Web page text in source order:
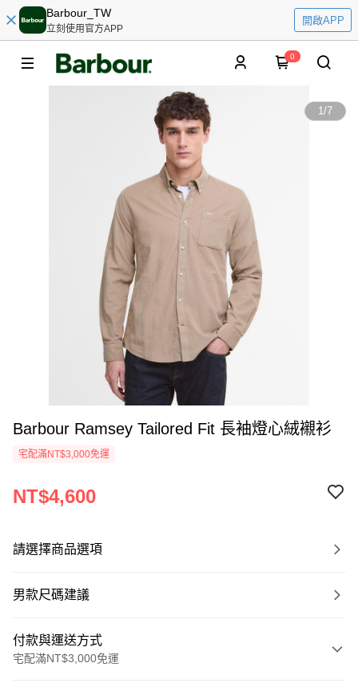
Barbour_TW
立刻使用官方APP
開啟APP
0
1/7
Barbour Ramsey Tailored Fit 長袖燈心絨襯衫
宅配滿NT$3,000免運
NT$4,600
請選擇商品選項
男款尺碼建議
付款與運送方式
宅配滿NT$3,000免運